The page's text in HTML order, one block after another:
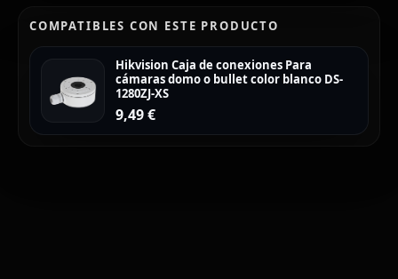
COMPATIBLES CON ESTE PRODUCTO
Hikvision Caja de conexiones Para
cámaras domo o bullet color blanco DS-
1280ZJ-XS
9,49€